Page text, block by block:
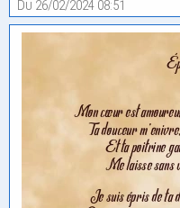
Du 26/02/2024 08:51